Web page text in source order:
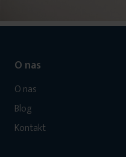
O nas
O nas
Blog
Kontakt